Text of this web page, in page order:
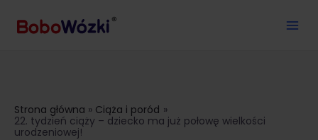
Strona główna
Ciąża i poród
22. tydzień ciąży – dziecko ma już połowę wielkości
urodzeniowej!